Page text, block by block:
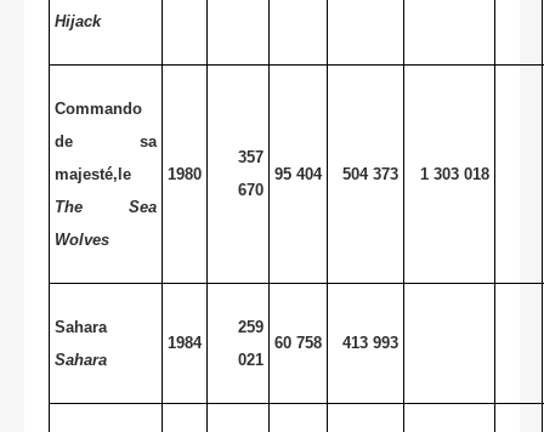
Hijack
Commando
de sa
majesté,le
The Sea
Wolves
1980
357
670
95 404 504 373 1 303 018
Sahara
Sahara
1984
259
021
60 758 413 993